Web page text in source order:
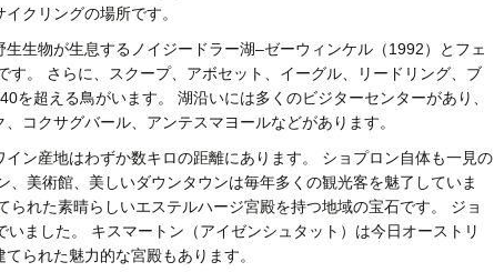
クリングの場所です。
生物が生息するノイジードラー湖–ゼーウィンケル（1992）とフェ
す。 さらに、スクープ、アボセット、イーグル、リードリング、ブ
を超える鳥がいます。 湖沿いには多くのビジターセンターがあり、
コクサグバール、アンテスマヨールなどがあります。
ン産地はわずか数キロの距離にあります。 ショプロン自体も一見の
、美術館、美しいダウンタウンは毎年多くの観光客を魅了していま
られた素晴らしいエステルハージ宮殿を持つ地域の宝石です。 ジョ
ました。 キスマートン（アイゼンシュタット）は今日オーストリ
られた魅力的な宮殿もあります。